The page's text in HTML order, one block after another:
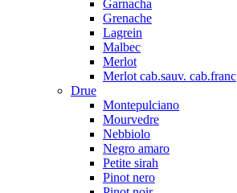
Garnacha
Grenache
Lagrein
Malbec
Merlot
Merlot cab.sauv. cab.franc
Drue
Montepulciano
Mourvedre
Nebbiolo
Negro amaro
Petite sirah
Pinot nero